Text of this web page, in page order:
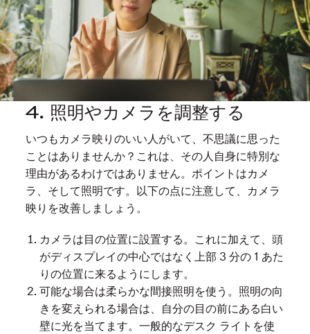
4. 照明やカメラを調整する
いつもカメラ映りのいい人がいて、不思議に思った
ことはありませんか？これは、その人自身に特別な
理由があるわけではありません。ポイントはカメ
ラ、そして照明です。以下の点に注意して、カメラ
映りを改善しましょう。
カメラは目の位置に設置する。これに加えて、頭
がディスプレイの中心ではなく上部 3 分の 1 あた
りの位置に来るようにします。
可能な場合は柔らかな間接照明を使う。照明の向
きを変えられる場合は、自分の目の前にある白い
壁に光を当てます。一般的なデスク ライトを使